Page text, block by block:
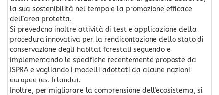
la sua sostenibilità nel tempo e la promozione efficace
dell’area protetta.
Si prevedono inoltre attività di test e applicazione della
procedura innovativa per la rendicontazione dello stato di
conservazione degli habitat forestali seguendo e
implementando le specifiche recentemente proposte da
ISPRA e vagliando i modelli adottati da alcune nazioni
europee (es. Irlanda).
Inoltre, per migliorare la comprensione dell'ecosistema, si